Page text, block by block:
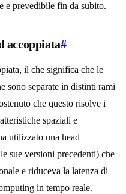
e prevedibile fin da subito.
accoppiata#
il che significa che le
sono separate in distinti rami
che questo risolve i
spaziali e
utilizzato una head
sue versioni precedenti) che
e riduceva la latenza di
in tempo reale.